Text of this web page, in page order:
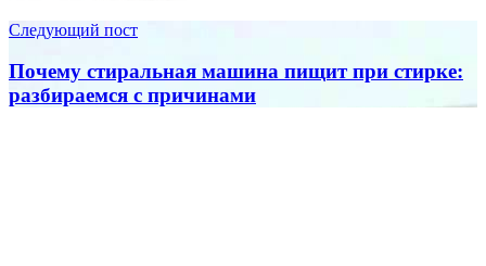
Следующий пост
Почему стиральная машина пищит при стирке:
разбираемся с причинами